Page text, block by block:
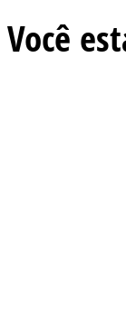
Você